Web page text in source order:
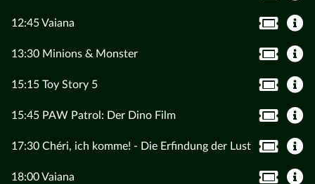
12:45 Vaiana
13:30 Minions & Monster
15:15 Toy Story 5
15:45 PAW Patrol: Der Dino Film
17:30 Chéri, ich komme! - Die Erfindung der Lust
18:00 Vaiana